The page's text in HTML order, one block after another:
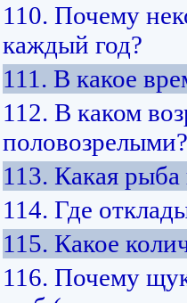
110. Почему
каждый год?
111. В какое
112. В каком
половозрелыми?
113. Какая
114. Где
115. Какое
116. Почему